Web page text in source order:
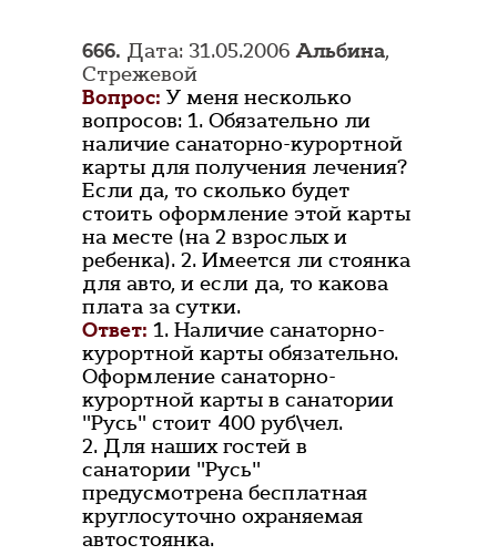
666. Дата: 31.05.2006Альбина,
Стрежевой
Вопрос: У меня несколько
вопросов: 1. Обязательно ли
наличие санаторно-курортной
карты для получения лечения?
Если да, то сколько будет
стоить оформление этой карты
на месте (на 2 взрослых и
ребенка). 2. Имеется ли стоянка
для авто, и если да, то какова
плата за сутки.
Ответ: 1. Наличие санаторно-
курортной карты обязательно.
Оформление санаторно-
курортной карты в санатории
"Русь" стоит 400 руб\чел.
2. Для наших гостей в
санатории "Русь"
предусмотрена бесплатная
круглосуточно охраняемая
автостоянка.